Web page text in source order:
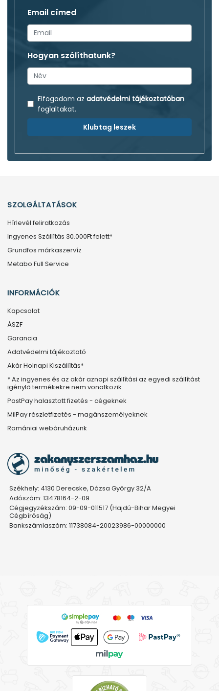
Email címed
Hogyan szólíthatunk?
Elfogadom az adatvédelmi tájékoztatóban
foglaltakat.
Klubtag leszek
SZOLGÁLTATÁSOK
Hírlevél feliratkozás
Ingyenes Szállítás 30.000Ft felett*
Grundfos márkaszervíz
Metabo Full Service
INFORMÁCIÓK
Kapcsolat
ÁSZF
Garancia
Adatvédelmi tájékoztató
Akár Holnapi Kiszállítás*
* Az ingyenes és az akár aznapi szállítási az egyedi szállítást
igénylő termékekre nem vonatkozik
PastPay halasztott fizetés - cégeknek
MilPay részletfizetés - magánszemélyeknek
Romániai webáruházunk
Székhely: 4130 Derecske, Dózsa György 32/A
Adószám: 13478164-2-09
Cégjegyzékszám: 09-09-011517 (Hajdú-Bihar Megyei
Cégbíróság)
Bankszámlaszám: 11738084-20023986-00000000